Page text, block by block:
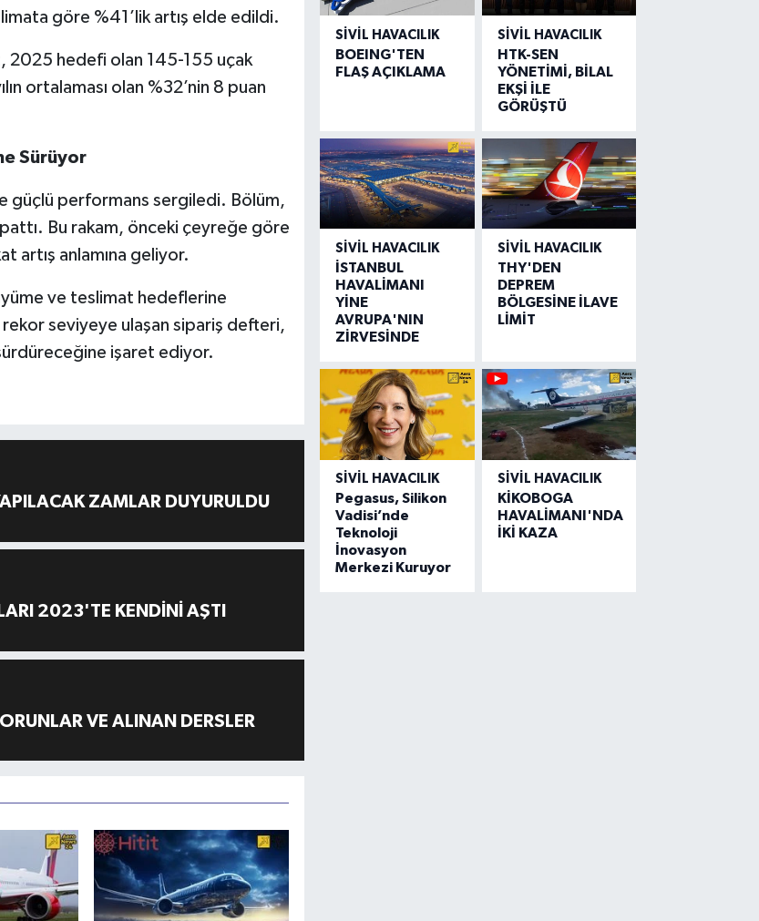
göre %41’lik artış elde edildi.
2025 hedefi olan 145-155 uçak
ortalaması olan %32’nin 8 puan
Sürüyor
güçlü performans sergiledi. Bölüm,
Bu rakam, önceki çeyreğe göre
artış anlamına geliyor.
ve teslimat hedeflerine
seviyeye ulaşan sipariş defteri,
işaret ediyor.
ZAMLAR DUYURULDU
2023'TE KENDİNİ AŞTI
VE ALINAN DERSLER
SIVIL HAVACILIK
BOEING'TEN
FLAŞ AÇIKLAMA
SIVIL HAVACILIK
HTK-SEN
YÖNETİMİ, BİLAL
EKŞİ İLE
GÖRÜŞTÜ
SIVIL HAVACILIK
İSTANBUL
HAVALİMANI
YİNE
AVRUPA'NIN
ZİRVESİNDE
SIVIL HAVACILIK
THY'DEN
DEPREM
BÖLGESİNE İLAVE
LİMİT
SIVIL HAVACILIK
Pegasus, Silikon
Vadisi’nde
Teknoloji
İnovasyon
Merkezi Kuruyor
SIVIL HAVACILIK
KİKOBOGA
HAVALİMANI'NDA
İKİ KAZA